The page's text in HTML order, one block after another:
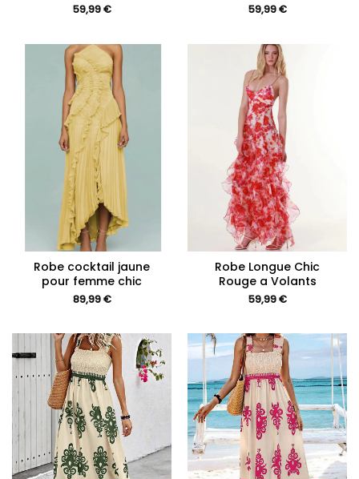
59,99€ 59,99€
Robe cocktail jaune
pour femme chic
89,99€
Robe Longue Chic
Rouge a Volants
59,99€